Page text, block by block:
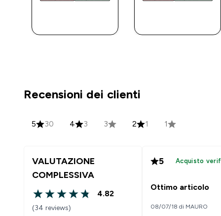
Recensioni dei clienti
5 30 4 3 3 2 1 1
VALUTAZIONE
COMPLESSIVA
4.82 out of 5 stars
4.82
(34 reviews)
5 Acquisto
Ottimo articolo
08/07/18 di MAURO